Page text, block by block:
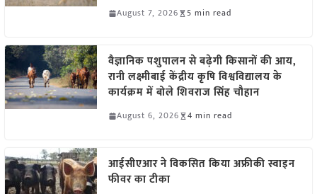
August 7, 2026 5 min read
वैज्ञानिक पशुपालन से बढ़ेगी किसानों की आय,
रानी लक्ष्मीबाई केंद्रीय कृषि विश्वविद्यालय के
कार्यक्रम में बोले शिवराज सिंह चौहान
August 6, 2026 4 min read
आईसीएआर ने विकसित किया अफ्रीकी स्वाइन
फीवर का टीका